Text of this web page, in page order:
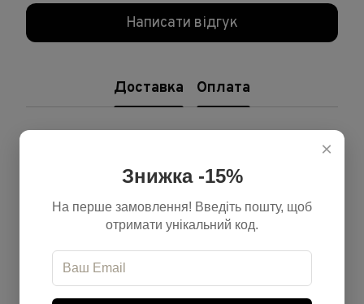
Написати відгук
Доставка Оплата
До відділення
×
Знижка -15%
На перше замовлення! Введіть пошту, щоб
отримати унікальний код.